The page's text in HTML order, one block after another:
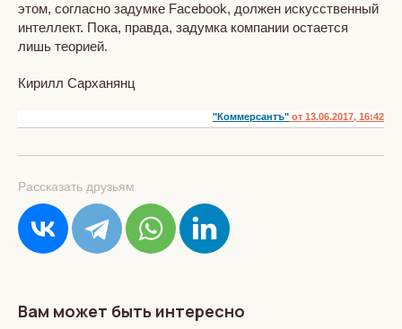
этом, согласно задумке Facebook, должен искусственный
интеллект. Пока, правда, задумка компании остается
лишь теорией.
Кирилл Сарханянц
"Коммерсантъ" от 13.06.2017, 16:42
Рассказать друзьям
Вам может быть интересно